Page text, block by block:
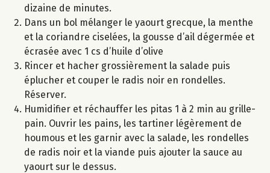
dizaine de minutes.
Dans un bol mélanger le yaourt grecque, la menthe
et la coriandre ciselées, la gousse d’ail dégermée et
écrasée avec 1 cs d’huile d’olive
Rincer et hacher grossièrement la salade puis
éplucher et couper le radis noir en rondelles.
Réserver.
Humidifier et réchauffer les pitas 1 à 2 min au grille-
pain. Ouvrir les pains, les tartiner légèrement de
houmous et les garnir avec la salade, les rondelles
de radis noir et la viande puis ajouter la sauce au
yaourt sur le dessus.